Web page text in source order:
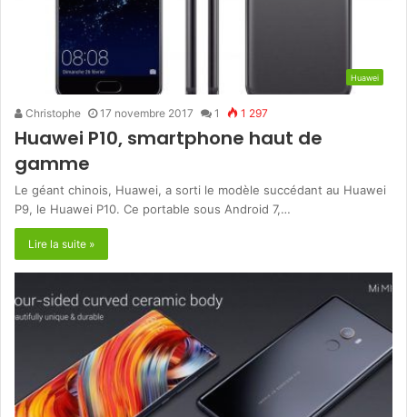
Huawei
Christophe 17 novembre 2017 1 1 297
Huawei P10, smartphone haut de
gamme
Le géant chinois, Huawei, a sorti le modèle succédant au Huawei
P9, le Huawei P10. Ce portable sous Android 7,…
Lire la suite »